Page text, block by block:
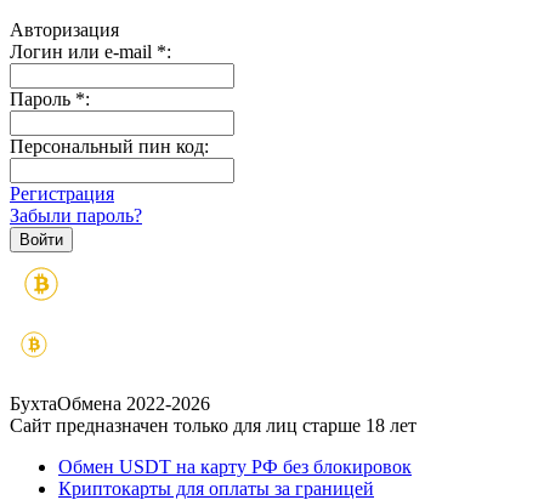
Авторизация
Логин или e-mail *:
Пароль *:
Персональный пин код:
Регистрация
Забыли пароль?
БухтаОбмена 2022-2026
Сайт предназначен только для лиц старше 18 лет
Обмен USDT на карту РФ без блокировок
Криптокарты для оплаты за границей